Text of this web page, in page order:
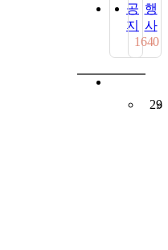
공
지
164
행
사
0
29